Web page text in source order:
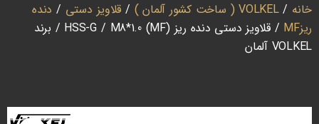
خانه /VOLKEL ( ساخت کشور آلمان ) / قلاویز دستی / دنده
ریزMF
/ قلاویز دستی دنده ریز HSS-G / M8*1.0 (MF) / برند
VOLKEL آلمان